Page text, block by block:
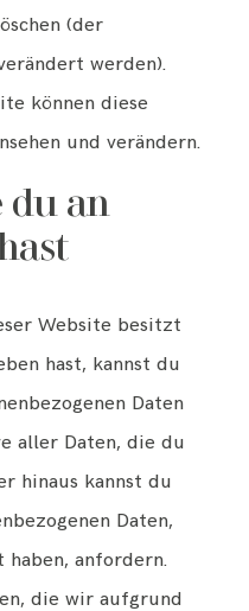
(der
werden).
können diese
und verändern.
du an
Website besitzt
hast, kannst du
Daten
aller Daten, die du
hinaus kannst du
Daten,
anfordern.
die wir aufgrund